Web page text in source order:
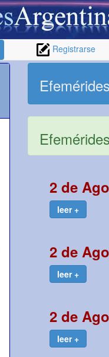
Registrarse
2 de
leer +
2 de
leer +
2 de
leer +